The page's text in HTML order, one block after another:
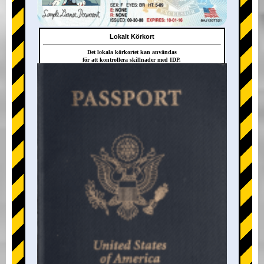
+
Lokalt Körkort
Det lokala körkortet kan användas
för att kontrollera skillnader med IDP.